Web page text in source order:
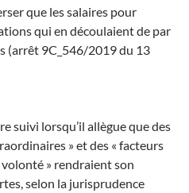
que les salaires pour
qui en découlaient de par
(arrêt 9C_546/2019 du 13
suivi lorsqu’il allègue que des
» et des « facteurs
» rendraient son
selon la jurisprudence